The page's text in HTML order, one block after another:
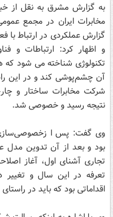
به گزارش مشرق به نقل از
مخابرات ایران در مجمع
گزارش عملکردی در ارتباط
و اظهار کرد: ارتباطات و
تکنولوژی شناخته می شود که
نتیجه رسید و خصوصی شد.
وی گفت: پس ا زخصوصی‌سازی
بود و بعد از آن تدوین مدل
تعرفه در این سال و تغییر
اقداماتی بود که باید در